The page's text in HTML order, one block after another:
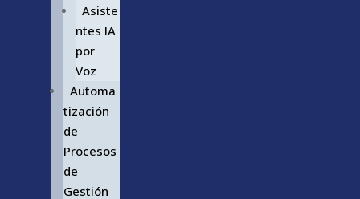
Asiste
ntes IA
por
Voz
Automa
tización
de
Procesos
de
Gestión